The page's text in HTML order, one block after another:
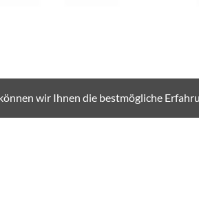
wir Ihnen die bestmögliche